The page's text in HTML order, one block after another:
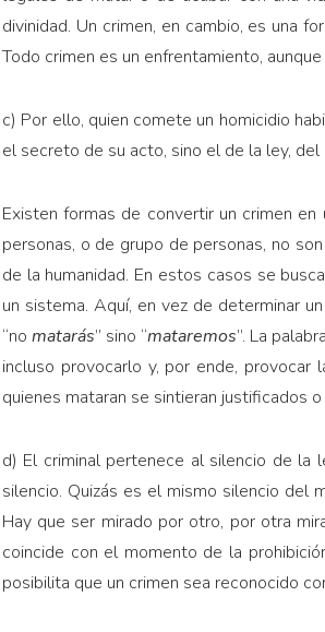
divinidad. Un crimen, en cambio, es una
Todo crimen es un enfrentamiento,
c) Por ello, quien comete un homicidio
el secreto de su acto, sino el de la ley,
Existen formas de convertir un crimen
personas, o de grupo de personas, no
de la humanidad. En estos casos se
un sistema. Aquí, en vez de determinar
“no matarás” sino “mataremos”. La
incluso provocarlo y, por ende,
quienes mataran se sintieran justificados
d) El criminal pertenece al silencio de la
silencio. Quizás es el mismo silencio del
Hay que ser mirado por otro, por otra
coincide con el momento de la
posibilita que un crimen sea reconocido